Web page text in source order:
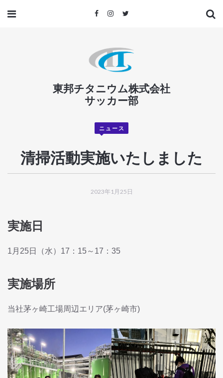
東邦チタニウム株式会社
サッカー部
ニュース
清掃活動実施いたしました
2023年1月25日
実施日
1月25日（水）17：15～17：35
実施場所
当社茅ヶ崎工場周辺エリア(茅ヶ崎市)